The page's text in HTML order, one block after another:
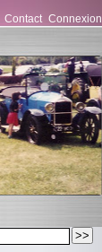
Contact Connexion